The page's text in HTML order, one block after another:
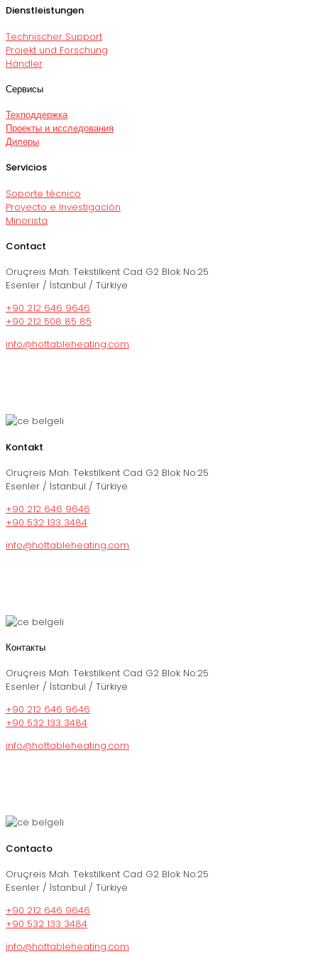
Dienstleistungen
Technischer Support
Projekt und Forschung
Händler
Сервисы
Техподдержка
Проекты и исследования
Дилеры
Servicios
Soporte técnico
Proyecto e Investigación
Minorista
Contact
Oruçreis Mah. Tekstilkent Cad G2 Blok No:25
Esenler / İstanbul / Türkiye
+90 212 646 9646
+90 212 508 85 85
info@hottableheating.com
Kontakt
Oruçreis Mah. Tekstilkent Cad G2 Blok No:25
Esenler / İstanbul / Türkiye
+90 212 646 9646
+90 532 133 3484
info@hottableheating.com
Контакты
Oruçreis Mah. Tekstilkent Cad G2 Blok No:25
Esenler / İstanbul / Türkiye
+90 212 646 9646
+90 532 133 3484
info@hottableheating.com
Contacto
Oruçreis Mah. Tekstilkent Cad G2 Blok No:25
Esenler / İstanbul / Türkiye
+90 212 646 9646
+90 532 133 3484
info@hottableheating.com